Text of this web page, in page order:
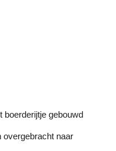
gebouwd
overgebracht naar